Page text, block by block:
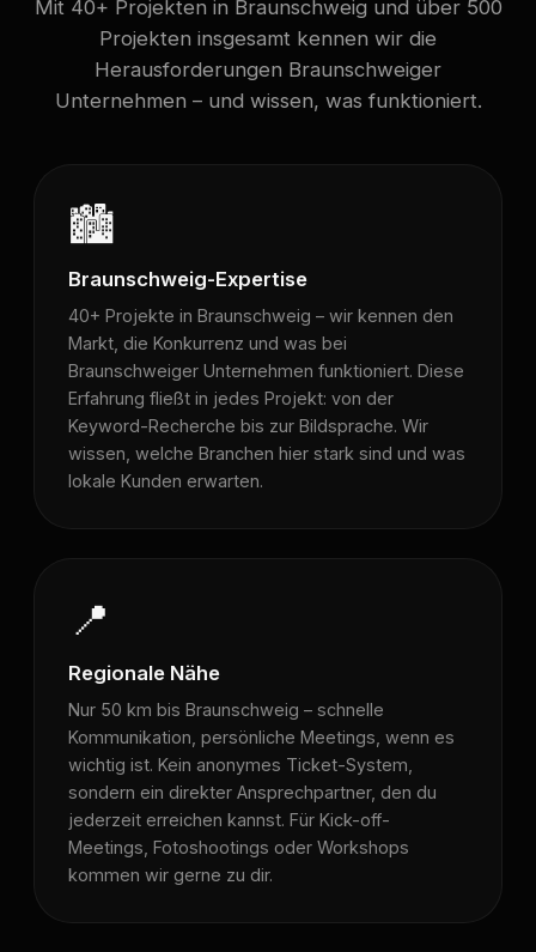
Mit 40+ Projekten in Braunschweig und über 500
Projekten insgesamt kennen wir die
Herausforderungen Braunschweiger
Unternehmen – und wissen, was funktioniert.
🏙️
Braunschweig-Expertise
40+ Projekte in Braunschweig – wir kennen den
Markt, die Konkurrenz und was bei
Braunschweiger Unternehmen funktioniert. Diese
Erfahrung fließt in jedes Projekt: von der
Keyword-Recherche bis zur Bildsprache. Wir
wissen, welche Branchen hier stark sind und was
lokale Kunden erwarten.
📍
Regionale Nähe
Nur 50 km bis Braunschweig – schnelle
Kommunikation, persönliche Meetings, wenn es
wichtig ist. Kein anonymes Ticket-System,
sondern ein direkter Ansprechpartner, den du
jederzeit erreichen kannst. Für Kick-off-
Meetings, Fotoshootings oder Workshops
kommen wir gerne zu dir.